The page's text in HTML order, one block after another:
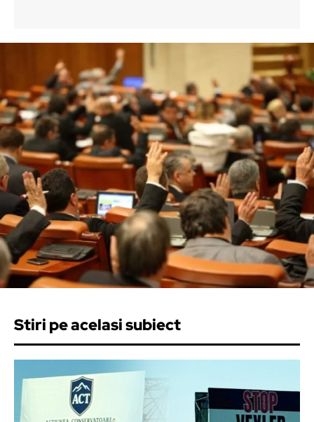
Stiri pe acelasi subiect